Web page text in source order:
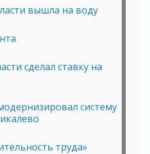
вышла на воду
сделал ставку на
систему
труда»